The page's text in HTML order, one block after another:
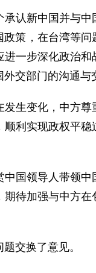
新中国并与中
策，在台湾等
一步深化政治
交部门的沟通与
变化，中方尊
利实现政权平
领导人带领中
待加强与中方
交换了意见。